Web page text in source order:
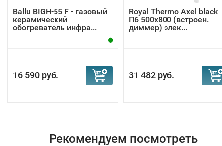
Ballu BIGH-55 F - газовый
керамический
обогреватель инфра...
16 590 руб.
Royal Thermo Axel black
П6 500х800 (встроен.
диммер) элек...
31 482 руб.
Рекомендуем посмотреть